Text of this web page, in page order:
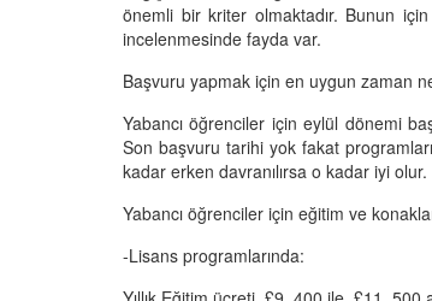
önemli bir kriter olmaktadır. Bunun
incelenmesinde fayda var.
Başvuru yapmak için en uygun zaman
Yabancı öğrenciler için eylül dönemi
Son başvuru tarihi yok fakat
kadar erken davranılırsa o kadar iyi olur.
Yabancı öğrenciler için eğitim ve
-Lisans programlarında: